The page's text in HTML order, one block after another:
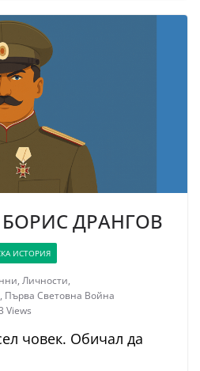
ДРАНГОВ
ИСТОРИЯ
, Личности,
, Първа Световна Война
Views
човек. Обичал да